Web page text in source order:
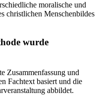
moralische und
christlichen Menschenbildes
wurde
Zusammenfassung und
Fachtext basiert und die
abbildet.